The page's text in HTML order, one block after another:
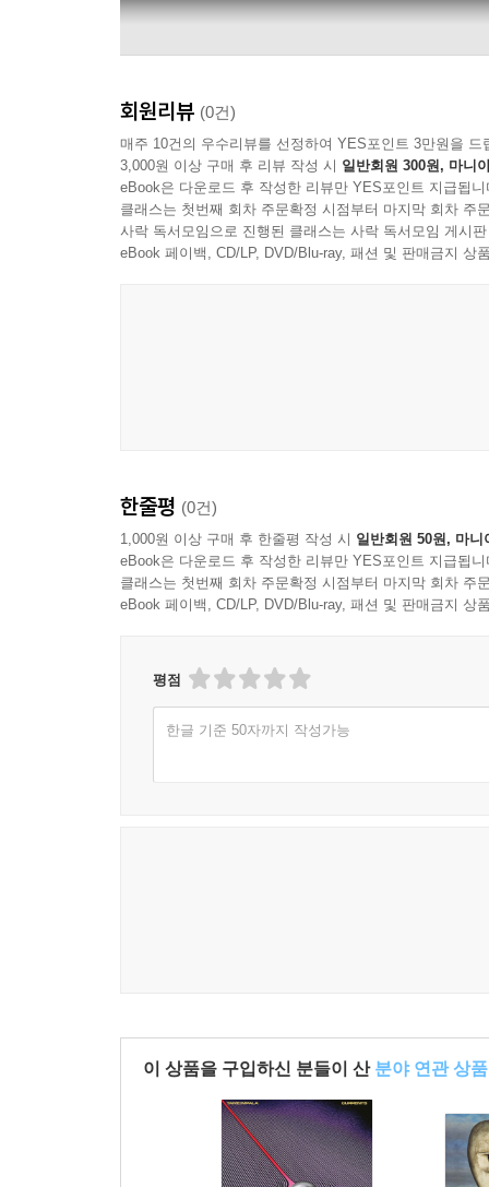
회원리뷰 (0건)
매주 10건의 우수리뷰를 선정하여 YES포인트 3만원을 드
3,000원 이상 구매 후 리뷰 작성 시 일반회원 300원, 마니
eBook은 다운로드 후 작성한 리뷰만 YES포인트 지급됩니
클래스는 첫번째 회차 주문확정 시점부터 마지막 회차 주
사락 독서모임으로 진행된 클래스는 사락 독서모임 게시
eBook 페이백, CD/LP, DVD/Blu-ray, 패션 및 판매금지 상
한줄평 (0건)
1,000원 이상 구매 후 한줄평 작성 시 일반회원 50원, 마니
eBook은 다운로드 후 작성한 리뷰만 YES포인트 지급됩니
클래스는 첫번째 회차 주문확정 시점부터 마지막 회차 주
eBook 페이백, CD/LP, DVD/Blu-ray, 패션 및 판매금지 상
평점
한글 기준 50자까지 작성가능
이 상품을 구입하신 분들이 산 분야 연관 상품